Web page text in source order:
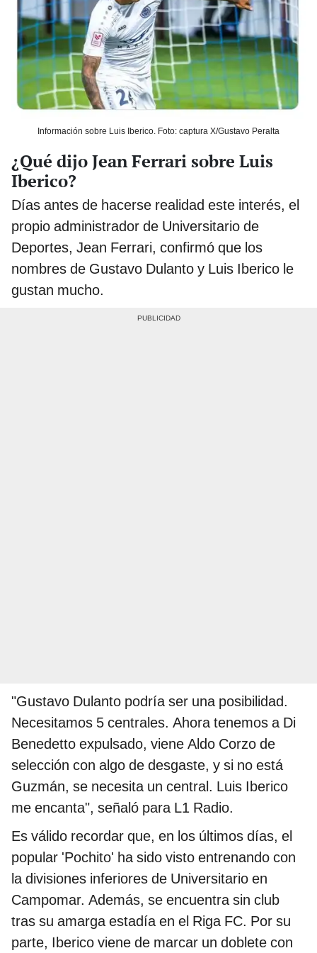
Información sobre Luis Iberico. Foto: captura X/Gustavo Peralta
¿Qué dijo Jean Ferrari sobre Luis
Iberico?
Días antes de hacerse realidad este interés, el
propio administrador de Universitario de
Deportes, Jean Ferrari, confirmó que los
nombres de Gustavo Dulanto y Luis Iberico le
gustan mucho.
"Gustavo Dulanto podría ser una posibilidad.
Necesitamos 5 centrales. Ahora tenemos a Di
Benedetto expulsado, viene Aldo Corzo de
selección con algo de desgaste, y si no está
Guzmán, se necesita un central. Luis Iberico
me encanta", señaló para L1 Radio.
Es válido recordar que, en los últimos días, el
popular 'Pochito' ha sido visto entrenando con
la divisiones inferiores de Universitario en
Campomar. Además, se encuentra sin club
tras su amarga estadía en el Riga FC. Por su
parte, Iberico viene de marcar un doblete con